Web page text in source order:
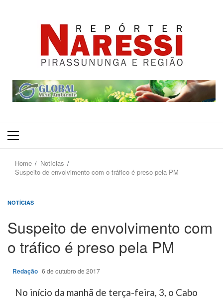
Primary
Home
Notícias
Suspeito de envolvimento com o tráfico é preso pela PM
NOTÍCIAS
Suspeito de envolvimento com
o tráfico é preso pela PM
Redação 6 de outubro de 2017
No início da manhã de terça-feira, 3, o Cabo